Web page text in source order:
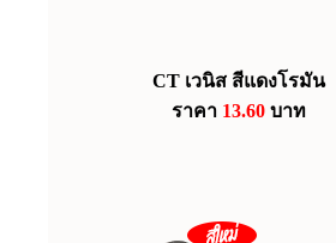
CT เวนิส สีแดงโรมัน
ราคา 13.60 บาท